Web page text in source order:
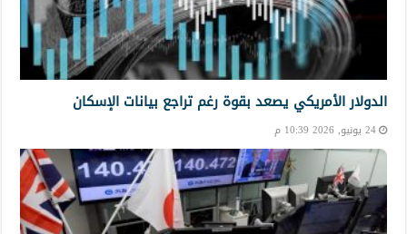
الدولار الأمريكي يصعد بقوة رغم تراجع بيانات الإسكان
24 يونيو, 2026 10:39 م